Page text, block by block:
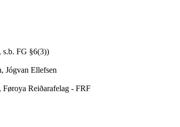
s.b. FG §6(3))
Jógvan Ellefsen
Reiðarafelag - FRF